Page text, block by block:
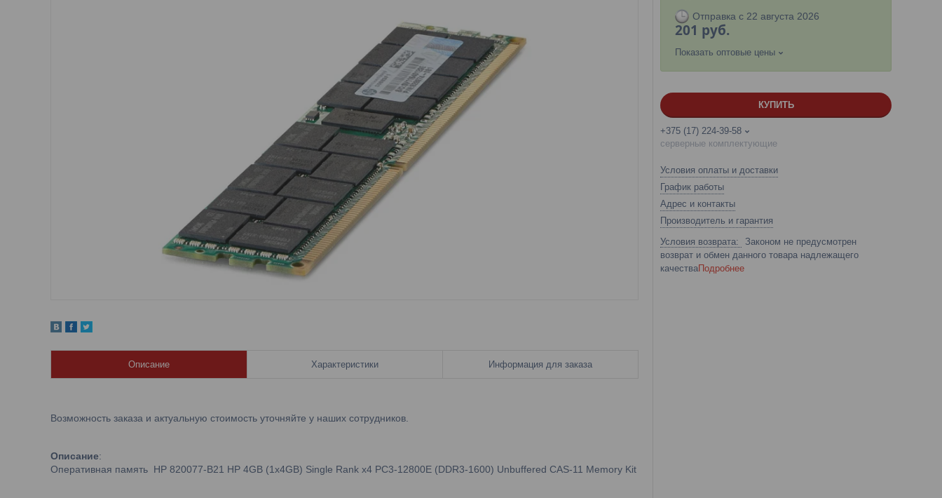
Описание Характеристики Информация для заказа
Возможность заказа и актуальную стоимость уточняйте у наших сотрудников.
Описание:
Оперативная память HP 820077-B21 HP 4GB (1x4GB) Single Rank x4 PC3-12800E (DDR3-1600) Unbuffered CAS-11 Memory Kit
Отправка с 22 августа 2026
201 руб.
Показать оптовые цены
КУПИТЬ
+375 (17) 224-39-58
серверные комплектующие
Условия оплаты и доставки
График работы
Адрес и контакты
Производитель и гарантия
Законом не предусмотрен
возврат и обмен данного товара надлежащего
качестваПодробнее